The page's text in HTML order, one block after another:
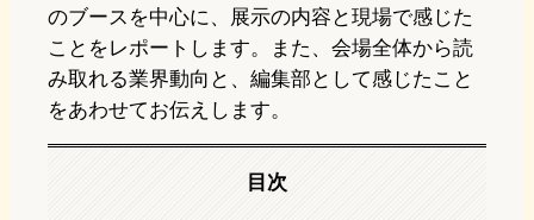
のブースを中心に、展示の内容と現場で感じた
ことをレポートします。また、会場全体から読
み取れる業界動向と、編集部として感じたこと
をあわせてお伝えします。
目次